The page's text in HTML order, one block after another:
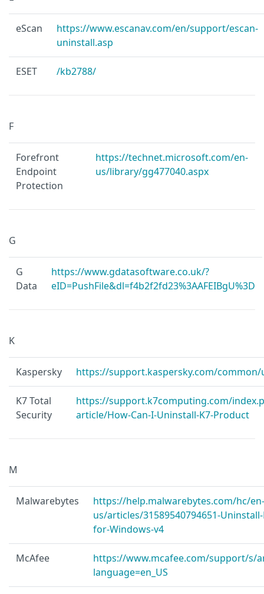
eScan
https://www.escanav.com/en/support/escan-
uninstall.asp
ESET /kb2788/
F
Forefront
Endpoint
Protection
https://technet.microsoft.com/en-
us/library/gg477040.aspx
G
G
Data
https://www.gdatasoftware.co.uk/?
eID=PushFile&dl=f4b2f2fd23%3AAFEIBgU%3D
K
Kaspersky https://support.kaspersky.com/
K7 Total
Security
https://support.k7computing.com/
article/How-Can-I-Uninstall-K7-Product
M
Malwarebytes
https://help.malwarebytes.com/hc/en-
us/articles/31589540794651-
for-Windows-v4
McAfee
https://www.mcafee.com/support/s/
language=en_US